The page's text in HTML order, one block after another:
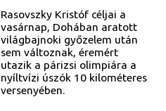
Rasovszky Kristóf céljai a
vasárnap, Dohában aratott
világbajnoki győzelem után
sem változnak, éremért
utazik a párizsi olimpiára a
nyíltvízi úszók 10 kilométeres
versenyében.